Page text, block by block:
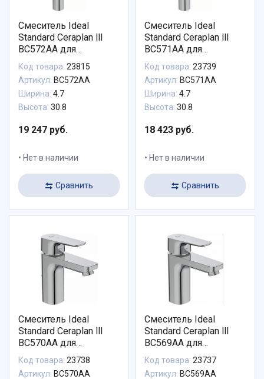
Смеситель Ideal
Standard Ceraplan lll
BC572AA для
раковины-чаши с
донным клапаном
Код товара: 23815
Артикул: BC572AA
Ширина: 4.7
Высота: 30.8
19 247 руб.
Нет в наличии
Сравнить
Смеситель Ideal
Standard Ceraplan lll
BC571AA для
раковины-чаши
Код товара: 23739
Артикул: BC571AA
Ширина: 4.7
Высота: 30.8
18 423 руб.
Нет в наличии
Сравнить
Смеситель Ideal
Standard Ceraplan lll
BC570AA для
раковины с донным
клапаном
Код товара: 23738
Артикул: BC570AA
Смеситель Ideal
Standard Ceraplan lll
BC569AA для
раковины
Код товара: 23737
Артикул: BC569AA